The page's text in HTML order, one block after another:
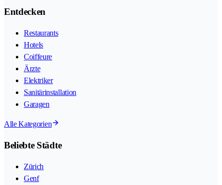
Entdecken
Restaurants
Hotels
Coiffeure
Ärzte
Elektriker
Sanitärinstallation
Garagen
Alle Kategorien
Beliebte Städte
Zürich
Genf